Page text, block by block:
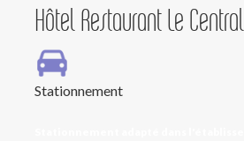
Hôtel Restaurant Le Central
Stationnement